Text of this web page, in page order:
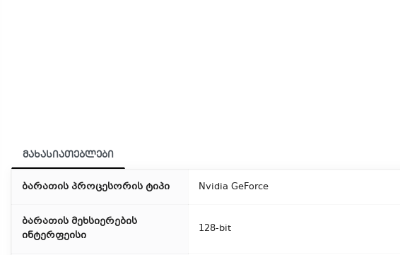
მახასიათებლები
ბარათის პროცესორის ტიპი Nvidia GeForce
ბარათის მეხსიერების
ინტერფეისი
128-bit